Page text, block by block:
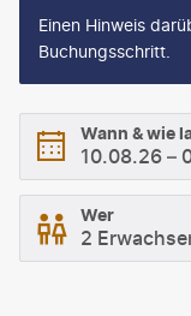
Einen Hinweis
Buchungsschritt.
Wann & wie
10.08.26 –
Wer
2